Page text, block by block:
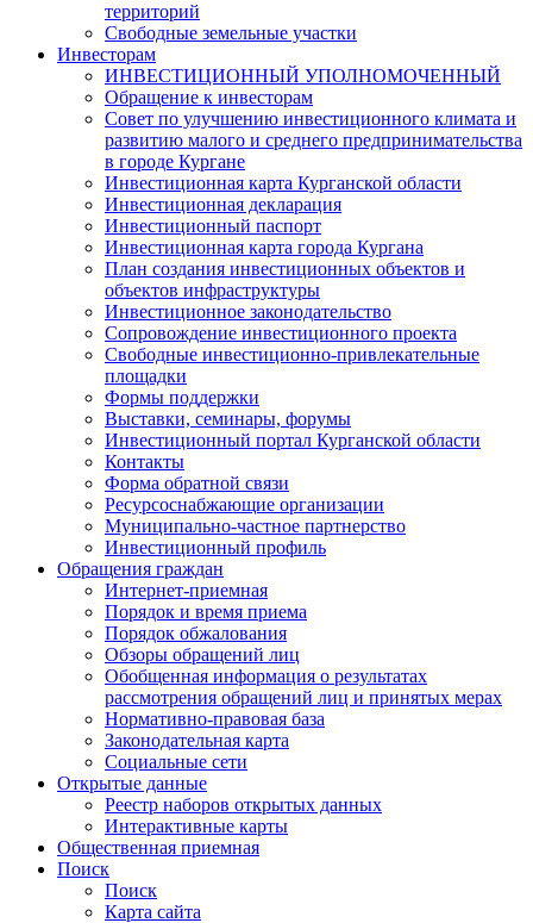
территорий
Свободные земельные участки
Инвесторам
ИНВЕСТИЦИОННЫЙ УПОЛНОМОЧЕННЫЙ
Обращение к инвесторам
Совет по улучшению инвестиционного климата и
развитию малого и среднего предпринимательства
в городе Кургане
Инвестиционная карта Курганской области
Инвестиционная декларация
Инвестиционный паспорт
Инвестиционная карта города Кургана
План создания инвестиционных объектов и
объектов инфраструктуры
Инвестиционное законодательство
Сопровождение инвестиционного проекта
Свободные инвестиционно-привлекательные
площадки
Формы поддержки
Выставки, семинары, форумы
Инвестиционный портал Курганской области
Контакты
Форма обратной связи
Ресурсоснабжающие организации
Муниципально-частное партнерство
Инвестиционный профиль
Обращения граждан
Интернет-приемная
Порядок и время приема
Порядок обжалования
Обзоры обращений лиц
Обобщенная информация о результатах
рассмотрения обращений лиц и принятых мерах
Нормативно-правовая база
Законодательная карта
Социальные сети
Открытые данные
Реестр наборов открытых данных
Интерактивные карты
Общественная приемная
Поиск
Поиск
Карта сайта